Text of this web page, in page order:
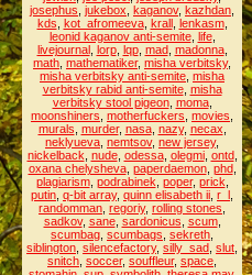
josephus jukebox kaganov, kazhdan
kds kot_afromeeva, krall, lenkasm,
leonid kaganov anti-semite, life,
livejournal, lorp, lqp, mad, madonna,
math mathematiker, misha verbitsky,
misha verbitsky anti-semite misha
verbitsky rabid anti-semite, misha
verbitsky stool pigeon, moma,
moonshiners motherfuckers movies
murals murder, nasa, nazy, necax
neklyueva nemtsov, new jersey,
nickelback nude, odessa, olegmi, ontd,
oxana chelysheva, paperdaemon, phd,
plagiarism, podrabinek poper, prick
putin q-bit array, quinn elisabeth ii r_l
randomman regoriy, rolling stones
sadkov, sane, sardonicus scum,
scumbag scumbags sekreth
siblington silencefactory, silly_sad slut
snitch soccer, souffleur, space